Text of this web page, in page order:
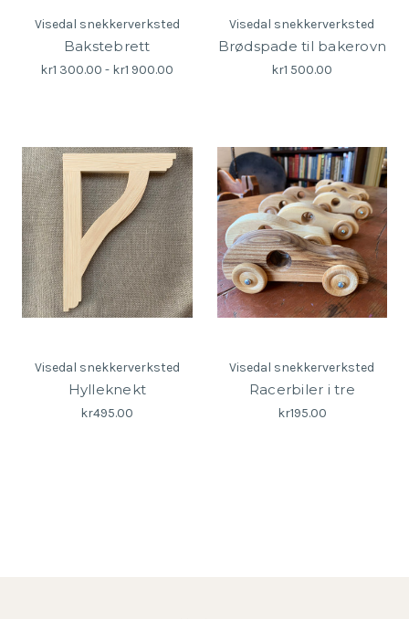
Visedal snekkerverksted
Bakstebrett
kr1 300.00 - kr1 900.00
Visedal snekkerverksted
Brødspade til bakerovn
kr1 500.00
Visedal snekkerverksted
Hylleknekt
kr495.00
Visedal snekkerverksted
Racerbiler i tre
kr195.00